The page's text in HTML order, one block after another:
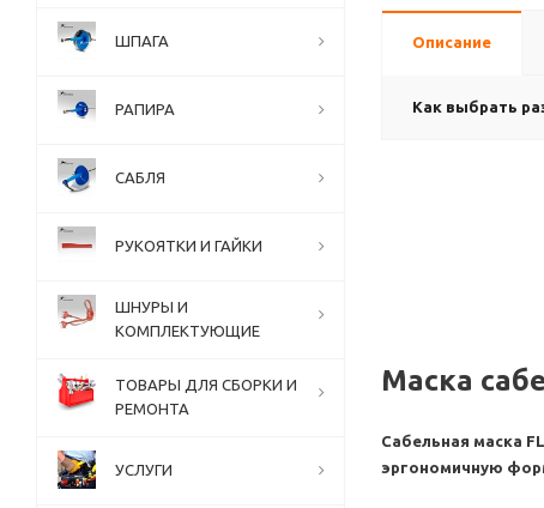
Описание
Как выбрать
Маска
Сабельная маска
эргономичную
ШПАГА
РАПИРА
САБЛЯ
РУКОЯТКИ И ГАЙКИ
ШНУРЫ И
КОМПЛЕКТУЮЩИЕ
ТОВАРЫ ДЛЯ СБОРКИ И
РЕМОНТА
УСЛУГИ